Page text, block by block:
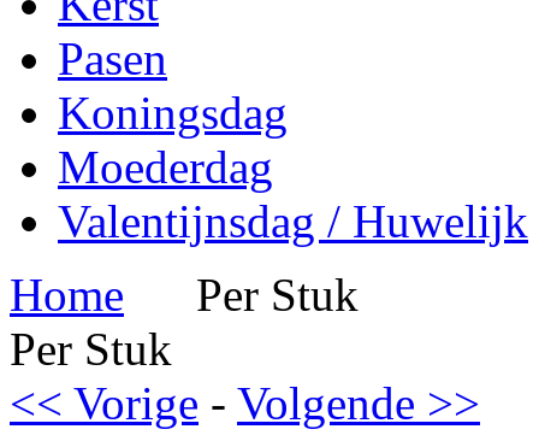
Pasen
Koningsdag
Moederdag
Valentijnsdag / Huwelijk
Home
Per Stuk
Per Stuk
<< Vorige - Volgende >>